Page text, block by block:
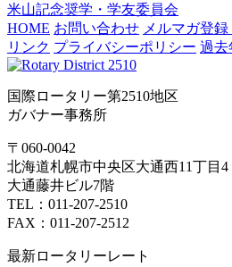
米山記念奨学・学友委員会
HOME お問い合わせ メルマガ登
リンク プライバシーポリシー 過去
国際ロータリー第2510地区
ガバナー事務所
〒060-0042
北海道札幌市中央区大通西11丁目
大通藤井ビル7階
TEL：011-207-2510
FAX：011-207-2512
最新ロータリーレート